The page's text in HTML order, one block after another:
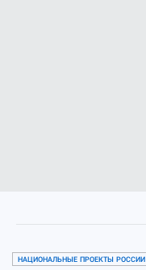
НАЦИОНАЛЬНЫЕ ПРОЕКТЫ РОССИИ